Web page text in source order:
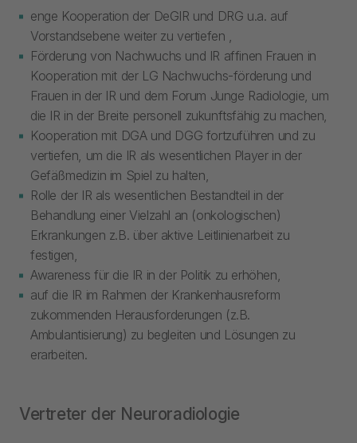
enge Kooperation der DeGIR und DRG u.a. auf
Vorstandsebene weiter zu vertiefen ,
Förderung von Nachwuchs und IR affinen Frauen in
Kooperation mit der LG Nachwuchs-förderung und
Frauen in der IR und dem Forum Junge Radiologie, um
die IR in der Breite personell zukunftsfähig zu machen,
Kooperation mit DGA und DGG fortzuführen und zu
vertiefen, um die IR als wesentlichen Player in der
Gefäßmedizin im Spiel zu halten,
Rolle der IR als wesentlichen Bestandteil in der
Behandlung einer Vielzahl an (onkologischen)
Erkrankungen z.B. über aktive Leitlinienarbeit zu
festigen,
Awareness für die IR in der Politik zu erhöhen,
auf die IR im Rahmen der Krankenhausreform
zukommenden Herausforderungen (z.B.
Ambulantisierung) zu begleiten und Lösungen zu
erarbeiten.
Vertreter der Neuroradiologie